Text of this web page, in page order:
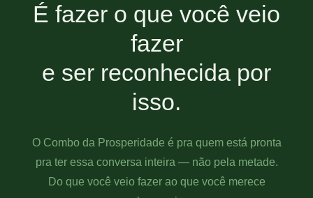
É fazer o que você veio
fazer
e ser reconhecida por
isso.
O Combo da Prosperidade é pra quem está pronta
pra ter essa conversa inteira — não pela metade.
Do que você veio fazer ao que você merece